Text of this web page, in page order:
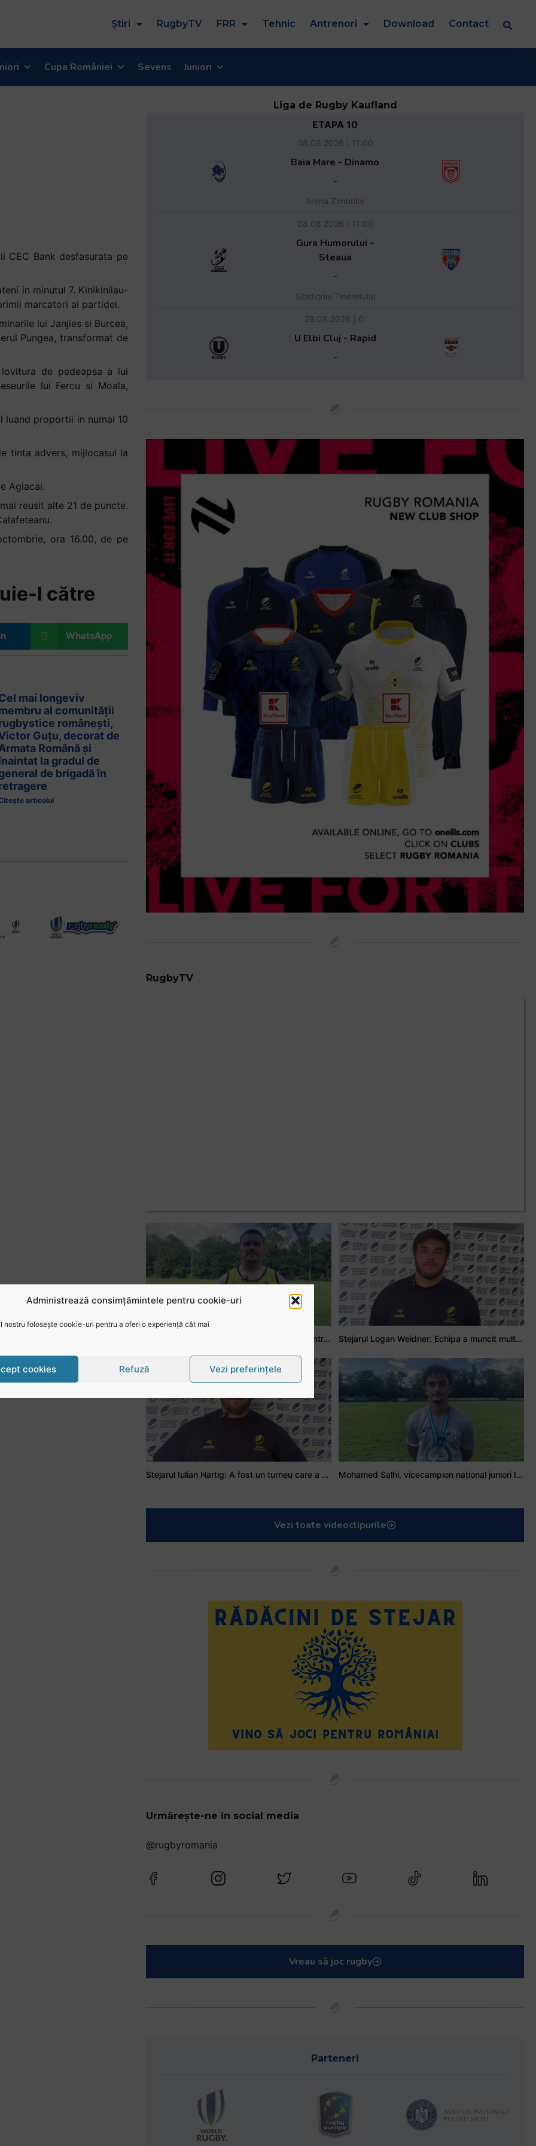
Administrează consimțămintele pentru cookie-uri
nostru folosește cookie-uri pentru a oferi o experiență cât mai
cookies Refuză Vezi preferințele
Știri RugbyTV FRR Tehnic Antrenori Download Contact
Cupa României Sevens Juniori
CEC Bank desfasurata pe
in minutul 7. Kinikinilau-
marcatori ai partidei.
lui Janjies si Burcea,
Pungea, transformat de
de pedeapsa a lui
lui Fercu si Moala,
luand proportii in numai 10
tinta advers, mijlocasul la
Agiacai.
reusit alte 21 de puncte.
ora 16.00, de pe
l către
WhatsApp
mai longeviv
al comunității
românești,
Guțu, decorat de
Română și
la gradul de
de brigadă în
articolul
Liga de Rugby Kaufland
ETAPA 10
08.08.2026 | 11:00
Baia Mare - Dinamo
-
Arena Zimbrilor
08.08.2026 | 11:00
Gura Humorului -
Steaua
-
Stadionul Tineretului
29.08.2026 | 0:
U Elbi Cluj - Rapid
-
RugbyTV
Adrian Țală: Visul meu este să debutez pentru România Stejarul Logan Weidner: Echipa a muncit mult, iar asta se va vedea în meciurile de la Nations Cup
Stejarul Iulian Hartig: A fost un turneu care a unit mai mult echipa Mohamed Salhi, vicecampion național juniori I: Rugby-ul te învață să accepți și înfrângerile
Vezi toate videoclipurile
Urmărește-ne în social media
@rugbyromania
Vreau să joc rugby
Parteneri